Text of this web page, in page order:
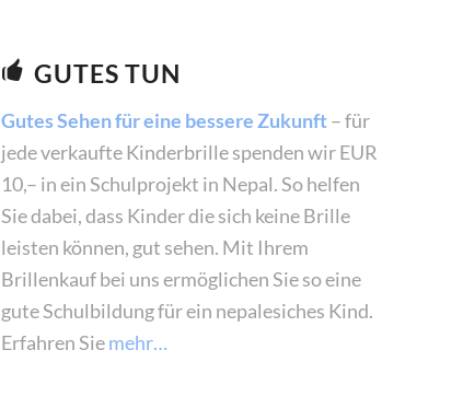
GUTES TUN
Gutes Sehen für eine bessere Zukunft– für
jede verkaufte Kinderbrille spenden wir EUR
10,– in ein Schulprojekt in Nepal. So helfen
Sie dabei, dass Kinder die sich keine Brille
leisten können, gut sehen. Mit Ihrem
Brillenkauf bei uns ermöglichen Sie so eine
gute Schulbildung für ein nepalesiches Kind.
Erfahren Siemehr…